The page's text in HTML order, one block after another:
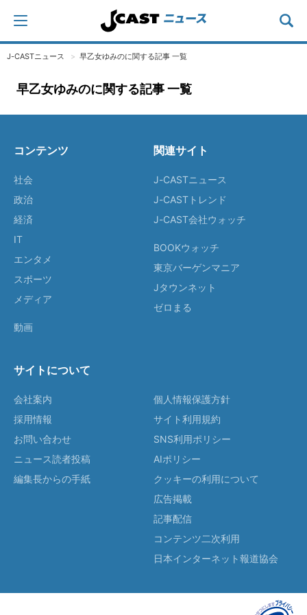
J-CASTニュース 早乙女ゆみのに関する記事 一覧
早乙女ゆみのに関する記事 一覧
コンテンツ
社会
政治
経済
IT
エンタメ
スポーツ
メディア
動画
関連サイト
J-CASTニュース
J-CASTトレンド
J-CAST会社ウォッチ
BOOKウォッチ
東京バーゲンマニア
Jタウンネット
ゼロまる
サイトについて
会社案内
採用情報
お問い合わせ
ニュース読者投稿
編集長からの手紙
個人情報保護方針
サイト利用規約
SNS利用ポリシー
AIポリシー
クッキーの利用について
広告掲載
記事配信
コンテンツ二次利用
日本インターネット報道協会